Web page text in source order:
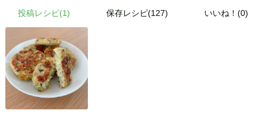
投稿レシピ(1) 保存レシピ(127) いいね！(0)